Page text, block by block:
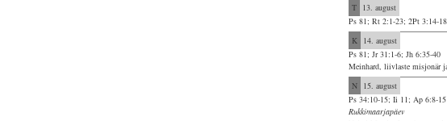
T 13. august
Ps 81; Rt 2:1-23; 2Pt 3:14-18
K 14. august
Ps 81; Jr 31:1-6; Jh 6:35-40
Meinhard, liivlaste misjonär
N 15. august
Ps 34:10-15; Ii 11; Ap 6:8-15
Rukkimaarjapäev